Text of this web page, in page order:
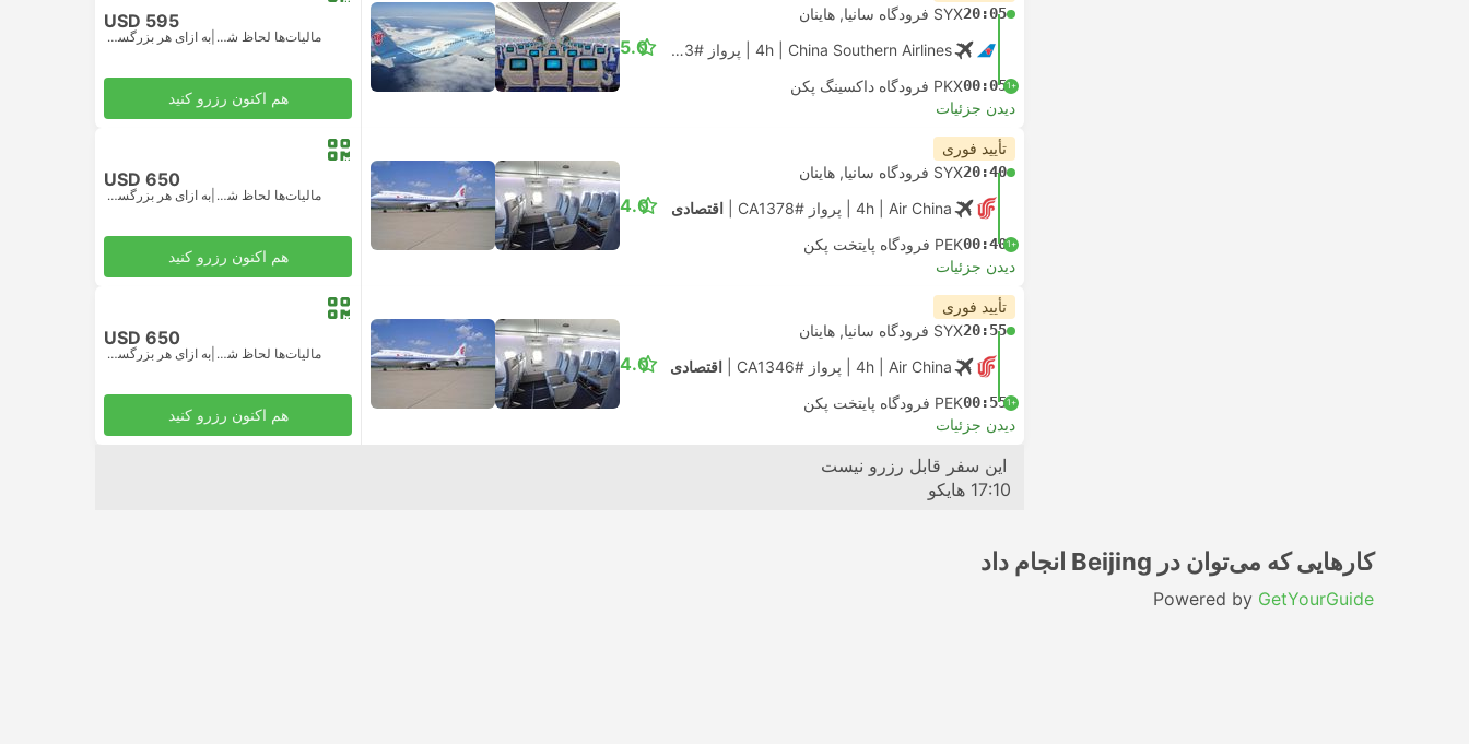
20:05SYX فرودگاه سانیا, هاینان
4h | China Southern Airlines پرواز #CZ6713 |اقتصادی
+1
00:05PKX فرودگاه داکسینگ پکن
5.0
دیدن جزئیات
USD 595
مالیات‌ها لحاظ شده | به ازای هر بزرگسال
هم اکنون رزرو کنید
تأیید فوری
20:40SYX فرودگاه سانیا, هاینان
4h | Air China پرواز #CA1378 اقتصادی
+1
00:40PEK فرودگاه پایتخت پکن
4.0
دیدن جزئیات
USD 650
مالیات‌ها لحاظ شده | به ازای هر بزرگسال
هم اکنون رزرو کنید
تأیید فوری
20:55SYX فرودگاه سانیا, هاینان
4h | Air China پرواز #CA1346 اقتصادی
+1
00:55PEK فرودگاه پایتخت پکن
4.0
دیدن جزئیات
USD 650
مالیات‌ها لحاظ شده | به ازای هر بزرگسال
هم اکنون رزرو کنید
قطار#Z112
با HK INT
17:10 هایکو
این سفر قابل رزرو نیست
کارهایی که می‌توان در Beijing انجام داد
Powered by GetYourGuide